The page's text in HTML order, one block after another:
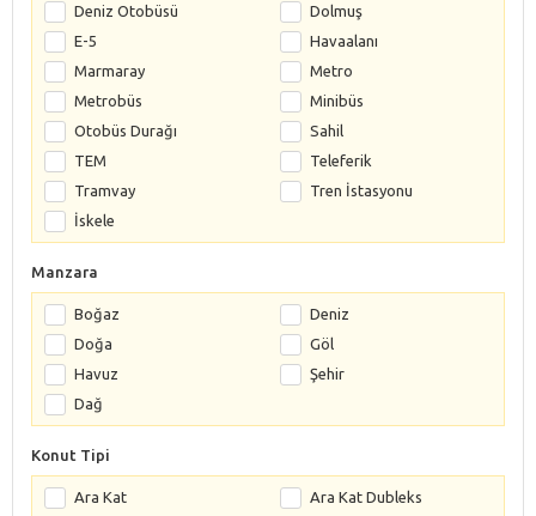
Deniz Otobüsü
Dolmuş
E-5
Havaalanı
Marmaray
Metro
Metrobüs
Minibüs
Otobüs Durağı
Sahil
TEM
Teleferik
Tramvay
Tren İstasyonu
İskele
Manzara
Boğaz
Deniz
Doğa
Göl
Havuz
Şehir
Dağ
Konut Tipi
Ara Kat
Ara Kat Dubleks